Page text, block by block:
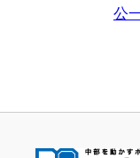
公